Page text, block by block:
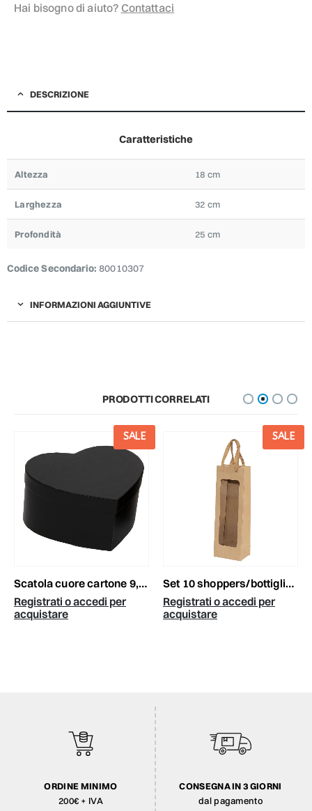
Hai bisogno di aiuto? Contattaci
DESCRIZIONE
Caratteristiche
Altezza 18 cm
Larghezza 32 cm
Profondità 25 cm
Codice Secondario: 80010307
INFORMAZIONI AGGIUNTIVE
PRODOTTI CORRELATI
SALE
scatola cuore cartone 9,5x7,5 cm h.6,5 cm -heart box- nero
Registrati o accedi per
acquistare
SALE
set 10 shoppers/bottiglia cm.12x9x36 avana
Registrati o accedi per
acquistare
ORDINE MINIMO
200€ + IVA
CONSEGNA IN 3 GIORNI
dal pagamento